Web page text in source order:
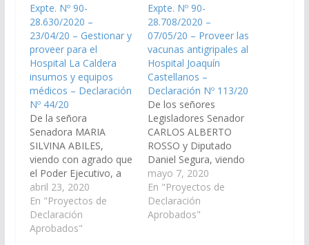
Expte. Nº 90-
28.630/2020 –
23/04/20 – Gestionar y
proveer para el
Hospital La Caldera
insumos y equipos
médicos – Declaración
Nº 44/20
De la señora
Senadora MARIA
SILVINA ABILES,
viendo con agrado que
el Poder Ejecutivo, a
través del Ministerio de
Salud Pública y los
organismos que
correspondan,
abril 23, 2020
En "Proyectos de
Declaración
Aprobados"
Expte. Nº 90-
28.708/2020 –
07/05/20 – Proveer las
vacunas antigripales al
Hospital Joaquín
Castellanos –
Declaración Nº 113/20
De los señores
Legisladores Senador
CARLOS ALBERTO
ROSSO y Diputado
Daniel Segura, viendo
con agrado que el
Poder Ejecutivo
Provincial a través del
Ministerio de Salud y
mayo 7, 2020
En "Proyectos de
Declaración
Aprobados"